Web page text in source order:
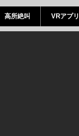
高所絶叫 VRアプリ